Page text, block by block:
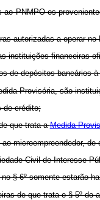
ao PNMPO os
autorizadas a operar no
instituições financeiras
de depósitos bancários
Provisória, são
de crédito;
que trata aMedida
microempreendedor, de
Civil de Interesse
§ 6º somente estarão
de que trata o § 5º do